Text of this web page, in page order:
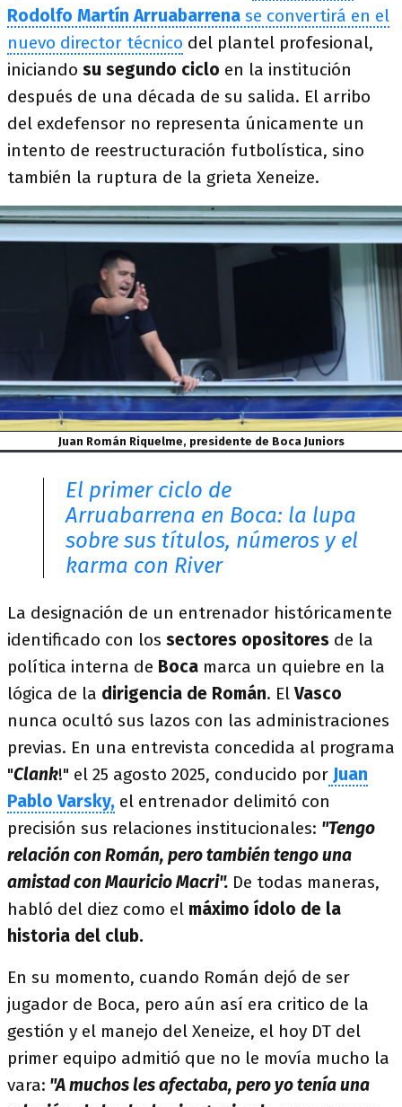
Rodolfo Martín Arruabarrena se convertirá en el
nuevo director técnico del plantel profesional,
iniciando su segundo ciclo en la institución
después de una década de su salida. El arribo
del exdefensor no representa únicamente un
intento de reestructuración futbolística, sino
también la ruptura de la grieta Xeneize.
Juan Román Riquelme, presidente de Boca Juniors
El primer ciclo de
Arruabarrena en Boca: la lupa
sobre sus títulos, números y el
karma con River
La designación de un entrenador históricamente
identificado con los sectores opositores de la
política interna de Boca marca un quiebre en la
lógica de la dirigencia de Román. ElVasco
nunca ocultó sus lazos con las administraciones
previas. En una entrevista concedida al programa
"Clank!" el 25 agosto 2025, conducido por Juan
Pablo Varsky, el entrenador delimitó con
precisión sus relaciones institucionales: "Tengo
relación con Román, pero también tengo una
amistad con Mauricio Macri". De todas maneras,
habló del diez como el máximo ídolo de la
historia del club.
En su momento, cuando Román dejó de ser
jugador de Boca, pero aún así era critico de la
gestión y el manejo del Xeneize, el hoy DT del
primer equipo admitió que no le movía mucho la
vara: "A muchos les afectaba, pero yo tenía una